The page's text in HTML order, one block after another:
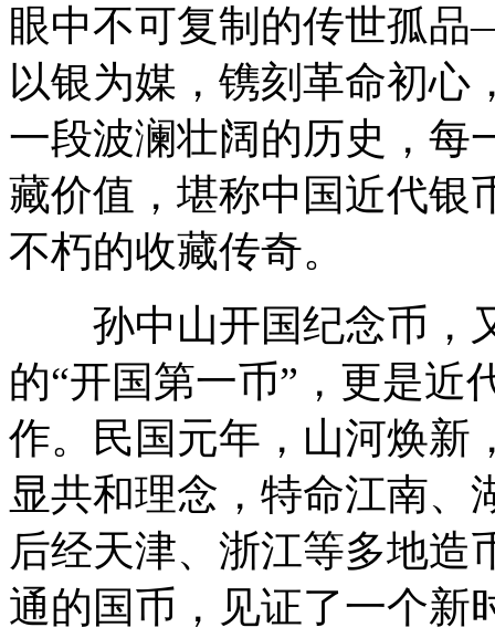
眼中不可复制的传世孤
以银为媒，镌刻革命初心
一段波澜壮阔的历史，每
藏价值，堪称中国近代银
不朽的收藏传奇。
孙中山开国纪念币，又
的“开国第一币”，更是近
作。民国元年，山河焕新
显共和理念，特命江南、
后经天津、浙江等多地造
通的国币，见证了一个新